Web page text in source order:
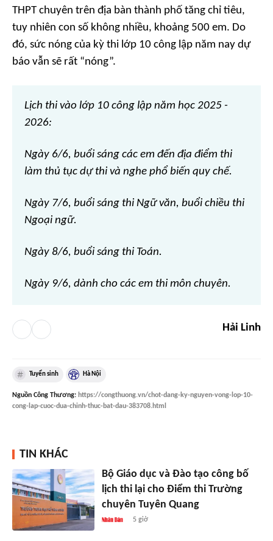
THPT chuyên trên địa bàn thành phố tăng chỉ tiêu,
tuy nhiên con số không nhiều, khoảng 500 em. Do
đó, sức nóng của kỳ thi lớp 10 công lập năm nay dự
báo vẫn sẽ rất “nóng”.
Lịch thi vào lớp 10 công lập năm học 2025 -
2026:
Ngày 6/6, buổi sáng các em đến địa điểm thi
làm thủ tục dự thi và nghe phổ biến quy chế.
Ngày 7/6, buổi sáng thi Ngữ văn, buổi chiều thi
Ngoại ngữ.
Ngày 8/6, buổi sáng thi Toán.
Ngày 9/6, dành cho các em thi môn chuyên.
Hải Linh
Tuyển sinh Hà Nội
Nguồn Công Thương: https://congthuong.vn/chot-dang-ky-nguyen-vong-lop-10-
cong-lap-cuoc-dua-chinh-thuc-bat-dau-383708.html
TIN KHÁC
Bộ Giáo dục và Đào tạo công bố
lịch thi lại cho Điểm thi Trường
chuyên Tuyên Quang
5 giờ